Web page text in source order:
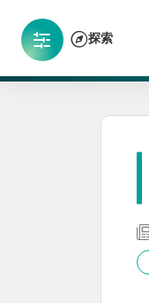
探索